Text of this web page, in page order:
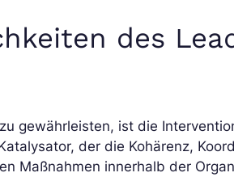
des
gewährleisten, ist die
der die Kohärenz,
Maßnahmen innerhalb der